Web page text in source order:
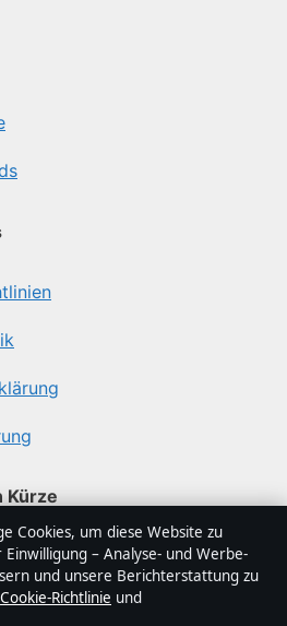
Kürze
digitaler
Fokus auf Politik, Wirtschaft,
in Deutschland. Jeder Artikel
Cookies, um diese Website zu
– Analyse- und Werbe-
und unsere Berichterstattung zu
Cookie-Richtlinie und